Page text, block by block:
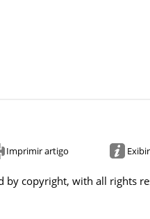
Imprimir artigo
by copyright, with all rights